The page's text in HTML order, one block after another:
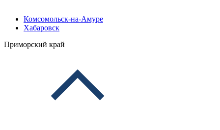
Комсомольск-на-Амуре
Хабаровск
Приморский край